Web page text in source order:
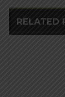
RELATED